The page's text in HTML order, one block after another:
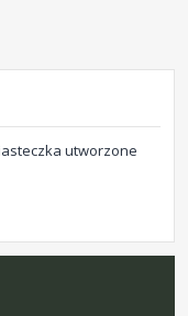
utworzone